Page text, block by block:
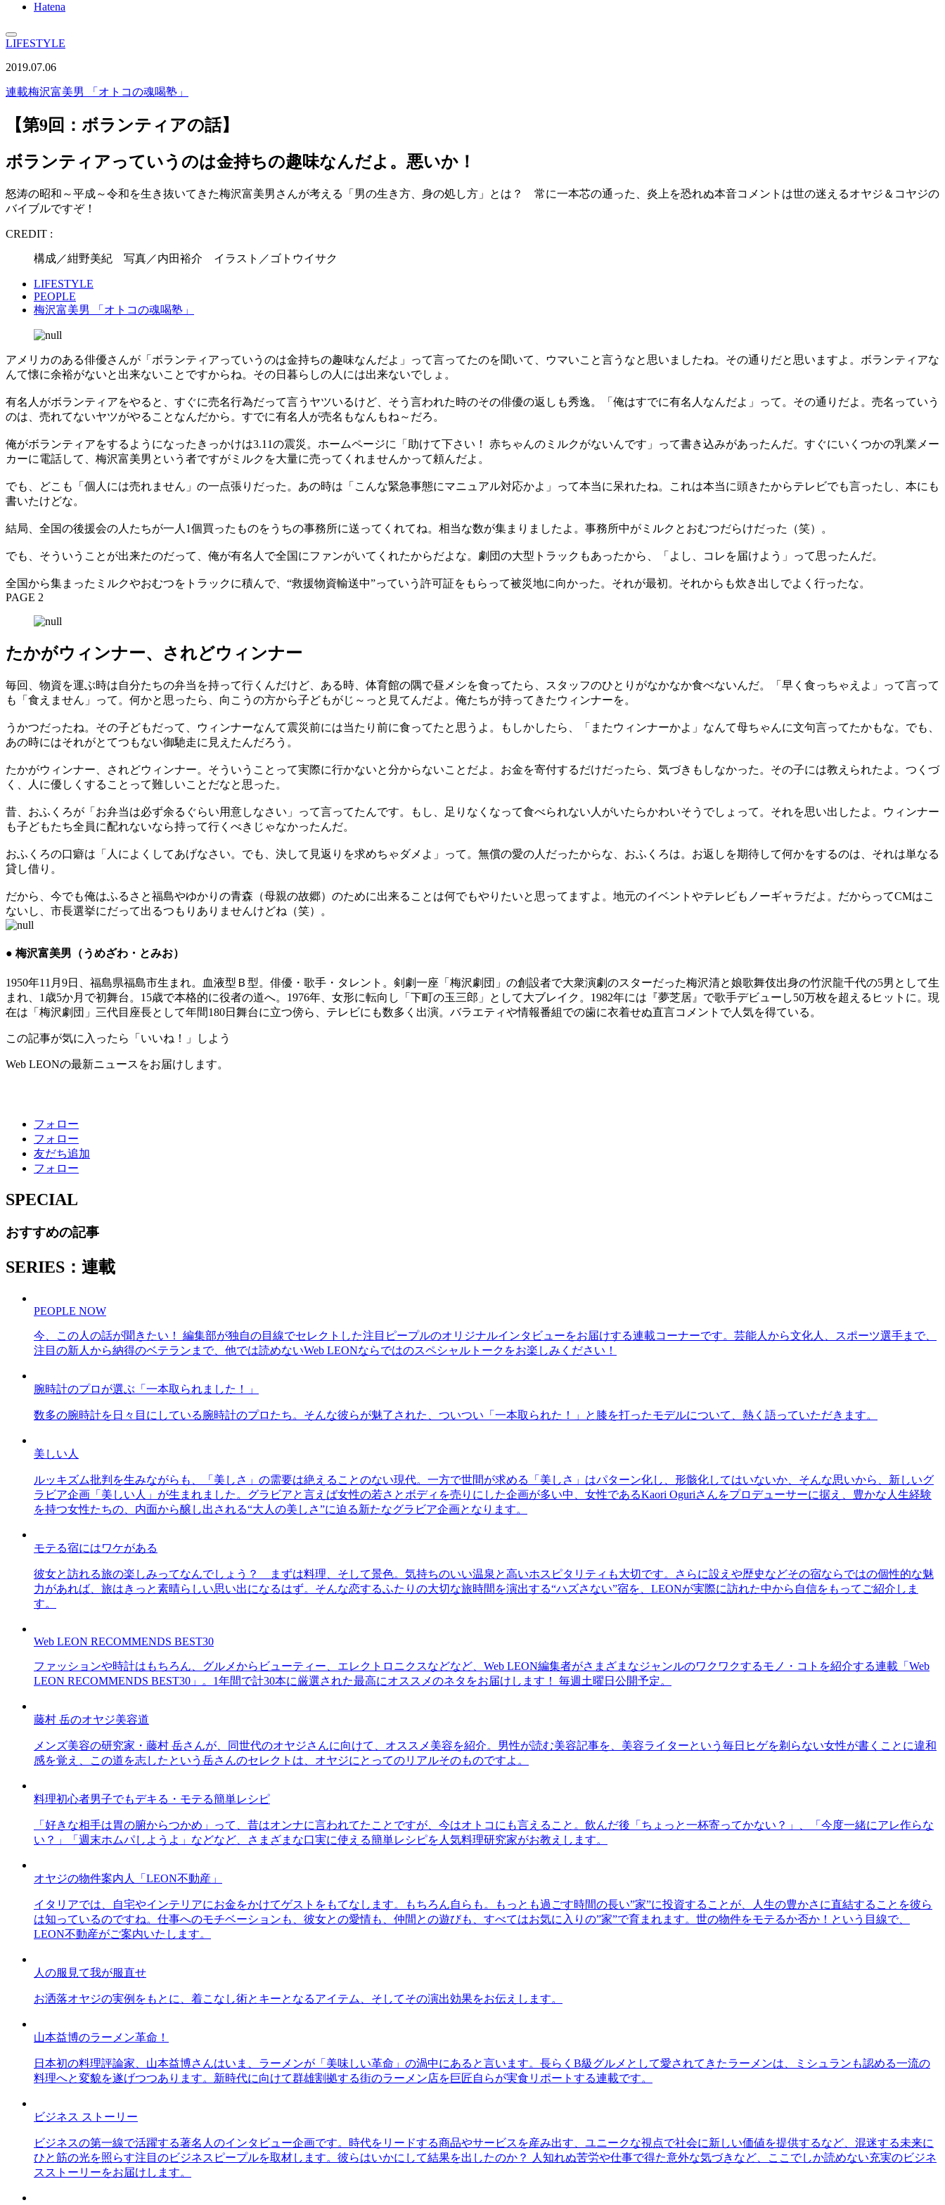
Hatena
LIFESTYLE
2019.07.06
連載梅沢富美男 「オトコの魂喝塾」
【第9回：ボランティアの話】
ボランティアっていうのは金持ちの趣味なんだよ。悪いか！
怒涛の昭和～平成～令和を生き抜いてきた梅沢富美男さんが考える「男の生き方、身の処し方」とは？ 常に一本芯の通った、炎上を恐れぬ本音コメントは世の迷えるオヤジ＆コヤジの
バイブルですぞ！
CREDIT :
構成／紺野美紀 写真／内田裕介 イラスト／ゴトウイサク
LIFESTYLE
PEOPLE
梅沢富美男 「オトコの魂喝塾」
アメリカのある俳優さんが「ボランティアっていうのは金持ちの趣味なんだよ」って言ってたのを聞いて、ウマいこと言うなと思いましたね。その通りだと思いますよ。ボランティアな
んて懐に余裕がないと出来ないことですからね。その日暮らしの人には出来ないでしょ。
有名人がボランティアをやると、すぐに売名行為だって言うヤツいるけど、そう言われた時のその俳優の返しも秀逸。「俺はすでに有名人なんだよ」って。その通りだよ。売名っていう
のは、売れてないヤツがやることなんだから。すでに有名人が売名もなんもね～だろ。
俺がボランティアをするようになったきっかけは3.11の震災。ホームページに「助けて下さい！ 赤ちゃんのミルクがないんです」って書き込みがあったんだ。すぐにいくつかの乳業メー
カーに電話して、梅沢富美男という者ですがミルクを大量に売ってくれませんかって頼んだよ。
でも、どこも「個人には売れません」の一点張りだった。あの時は「こんな緊急事態にマニュアル対応かよ」って本当に呆れたね。これは本当に頭きたからテレビでも言ったし、本にも
書いたけどな。
結局、全国の後援会の人たちが一人1個買ったものをうちの事務所に送ってくれてね。相当な数が集まりましたよ。事務所中がミルクとおむつだらけだった（笑）。
でも、そういうことが出来たのだって、俺が有名人で全国にファンがいてくれたからだよな。劇団の大型トラックもあったから、「よし、コレを届けよう」って思ったんだ。
全国から集まったミルクやおむつをトラックに積んで、“救援物資輸送中”っていう許可証をもらって被災地に向かった。それが最初。それからも炊き出しでよく行ったな。
PAGE 2
たかがウィンナー、されどウィンナー
毎回、物資を運ぶ時は自分たちの弁当を持って行くんだけど、ある時、体育館の隅で昼メシを食ってたら、スタッフのひとりがなかなか食べないんだ。「早く食っちゃえよ」って言って
も「食えません」って。何かと思ったら、向こうの方から子どもがじ～っと見てんだよ。俺たちが持ってきたウィンナーを。
うかつだったね。その子どもだって、ウィンナーなんて震災前には当たり前に食ってたと思うよ。もしかしたら、「またウィンナーかよ」なんて母ちゃんに文句言ってたかもな。でも、
あの時にはそれがとてつもない御馳走に見えたんだろう。
たかがウィンナー、されどウィンナー。そういうことって実際に行かないと分からないことだよ。お金を寄付するだけだったら、気づきもしなかった。その子には教えられたよ。つくづ
く、人に優しくすることって難しいことだなと思った。
昔、おふくろが「お弁当は必ず余るぐらい用意しなさい」って言ってたんです。もし、足りなくなって食べられない人がいたらかわいそうでしょって。それを思い出したよ。ウィンナー
も子どもたち全員に配れないなら持って行くべきじゃなかったんだ。
おふくろの口癖は「人によくしてあげなさい。でも、決して見返りを求めちゃダメよ」って。無償の愛の人だったからな、おふくろは。お返しを期待して何かをするのは、それは単なる
貸し借り。
だから、今でも俺はふるさと福島やゆかりの青森（母親の故郷）のために出来ることは何でもやりたいと思ってますよ。地元のイベントやテレビもノーギャラだよ。だからってCMはこ
ないし、市長選挙にだって出るつもりありませんけどね（笑）。
● 梅沢富美男（うめざわ・とみお）
1950年11月9日、福島県福島市生まれ。血液型Ｂ型。俳優・歌手・タレント。剣劇一座「梅沢劇団」の創設者で大衆演劇のスターだった梅沢清と娘歌舞伎出身の竹沢龍千代の5男として生
まれ、1歳5か月で初舞台。15歳で本格的に役者の道へ。1976年、女形に転向し「下町の玉三郎」として大ブレイク。1982年には『夢芝居』で歌手デビューし50万枚を超えるヒットに。現
在は「梅沢劇団」三代目座長として年間180日舞台に立つ傍ら、テレビにも数多く出演。バラエティや情報番組での歯に衣着せぬ直言コメントで人気を得ている。
この記事が気に入ったら「いいね！」しよう
Web LEONの最新ニュースをお届けします。
フォロー
フォロー
友だち追加
フォロー
SPECIAL
おすすめの記事
SERIES：連載
PEOPLE NOW
今、この人の話が聞きたい！ 編集部が独自の目線でセレクトした注目ピープルのオリジナルインタビューをお届けする連載コーナーです。芸能人から文化人、スポーツ選手まで、
注目の新人から納得のベテランまで、他では読めないWeb LEONならではのスペシャルトークをお楽しみください！
腕時計のプロが選ぶ「一本取られました！」
数多の腕時計を日々目にしている腕時計のプロたち。そんな彼らが魅了された、ついつい「一本取られた！」と膝を打ったモデルについて、熱く語っていただきます。
美しい人
ルッキズム批判を生みながらも、「美しさ」の需要は絶えることのない現代。一方で世間が求める「美しさ」はパターン化し、形骸化してはいないか、そんな思いから、新しいグ
ラビア企画「美しい人」が生まれました。グラビアと言えば女性の若さとボディを売りにした企画が多い中、女性であるKaori Oguriさんをプロデューサーに据え、豊かな人生経験
を持つ女性たちの、内面から醸し出される“大人の美しさ”に迫る新たなグラビア企画となります。
モテる宿にはワケがある
彼女と訪れる旅の楽しみってなんでしょう？ まずは料理、そして景色。気持ちのいい温泉と高いホスピタリティも大切です。さらに設えや歴史などその宿ならではの個性的な魅
力があれば、旅はきっと素晴らしい思い出になるはず。そんな恋するふたりの大切な旅時間を演出する“ハズさない”宿を、LEONが実際に訪れた中から自信をもってご紹介しま
す。
Web LEON RECOMMENDS BEST30
ファッションや時計はもちろん、グルメからビューティー、エレクトロニクスなどなど、Web LEON編集者がさまざまなジャンルのワクワクするモノ・コトを紹介する連載「Web
LEON RECOMMENDS BEST30」。1年間で計30本に厳選された最高にオススメのネタをお届けします！ 毎週土曜日公開予定。
藤村 岳のオヤジ美容道
メンズ美容の研究家・藤村 岳さんが、同世代のオヤジさんに向けて、オススメ美容を紹介。男性が読む美容記事を、美容ライターという毎日ヒゲを剃らない女性が書くことに違和
感を覚え、この道を志したという岳さんのセレクトは、オヤジにとってのリアルそのものですよ。
料理初心者男子でもデキる・モテる簡単レシピ
「好きな相手は胃の腑からつかめ」って、昔はオンナに言われてたことですが、今はオトコにも言えること。飲んだ後「ちょっと一杯寄ってかない？」、「今度一緒にアレ作らな
い？」「週末ホムパしようよ」などなど、さまざまな口実に使える簡単レシピを人気料理研究家がお教えします。
オヤジの物件案内人「LEON不動産」
イタリアでは、自宅やインテリアにお金をかけてゲストをもてなします。もちろん自らも。もっとも過ごす時間の長い”家”に投資することが、人生の豊かさに直結することを彼ら
は知っているのですね。仕事へのモチベーションも、彼女との愛情も、仲間との遊びも、すべてはお気に入りの”家”で育まれます。世の物件をモテるか否か！という目線で、
LEON不動産がご案内いたします。
人の服見て我が服直せ
お洒落オヤジの実例をもとに、着こなし術とキーとなるアイテム、そしてその演出効果をお伝えします。
山本益博のラーメン革命！
日本初の料理評論家、山本益博さんはいま、ラーメンが「美味しい革命」の渦中にあると言います。長らくB級グルメとして愛されてきたラーメンは、ミシュランも認める一流の
料理へと変貌を遂げつつあります。新時代に向けて群雄割拠する街のラーメン店を巨匠自らが実食リポートする連載です。
ビジネス ストーリー
ビジネスの第一線で活躍する著名人のインタビュー企画です。時代をリードする商品やサービスを産み出す、ユニークな視点で社会に新しい価値を提供するなど、混迷する未来に
ひと筋の光を照らす注目のビジネスピープルを取材します。彼らはいかにして結果を出したのか？ 人知れぬ苦労や仕事で得た意外な気づきなど、ここでしか読めない充実のビジネ
スストーリーをお届けします。